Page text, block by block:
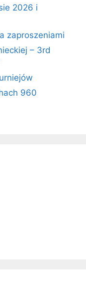
2026 i
zaproszeniami
– 3rd
960